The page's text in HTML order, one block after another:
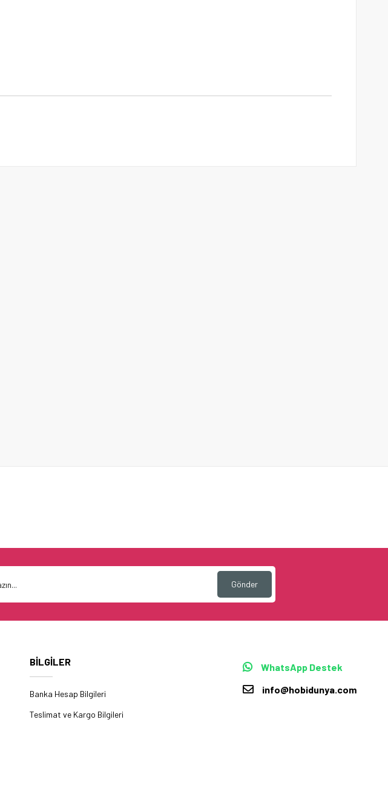
Gönder
BİLGİLER
Banka Hesap Bilgileri
Teslimat ve Kargo Bilgileri
WhatsApp Destek
info@hobidunya.com